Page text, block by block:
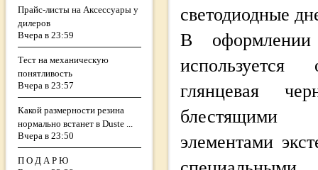
Прайс-листы на Аксессуары у
дилеров
Вчера в 23:59
Тест на механическую
понятливость
Вчера в 23:57
Какой размерности резина
нормально встанет в Duste ...
Вчера в 23:50
П О Д А Р Ю
светодиодные
В оформлении
используется
глянцевая
блестящими
элементами